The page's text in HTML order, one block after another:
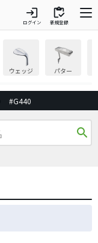
login
ログイン
inventory
新規登録
ウェッジ パター
#G440
search